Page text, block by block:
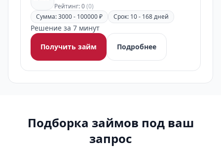
Рейтинг: 0(0)
Сумма: 3000 - 100000 ₽ Срок: 10 - 168 дней
Решение за 7 минут
Получить займ
Подробнее
Подборка займов под ваш
запрос